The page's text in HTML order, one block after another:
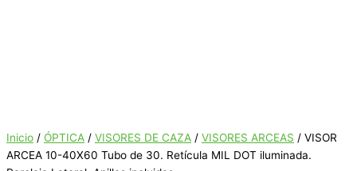
Inicio / ÓPTICA / VISORES DE CAZA / VISORES ARCEAS / VISOR
ARCEA 10-40X60 Tubo de 30. Retícula MIL DOT iluminada.